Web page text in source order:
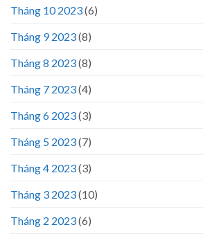
Tháng 10 2023(6)
Tháng 9 2023(8)
Tháng 8 2023(8)
Tháng 7 2023(4)
Tháng 6 2023(3)
Tháng 5 2023(7)
Tháng 4 2023(3)
Tháng 3 2023(10)
Tháng 2 2023(6)